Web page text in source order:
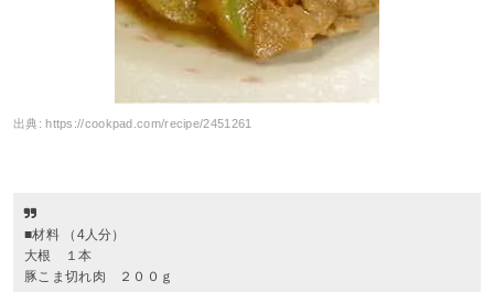
出典: https://cookpad.com/recipe/2451261
■材料 （4人分）
大根 １本
豚こま切れ肉 ２００ｇ